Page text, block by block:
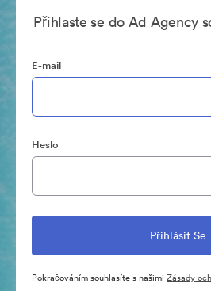
Přihlaste se do Ad Agency
E-mail
Heslo
Pokračováním souhlasíte s našimi Zásady